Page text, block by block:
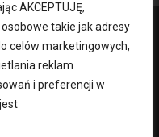
AKCEPTUJĘ,
takie jak adresy
celów marketingowych,
reklam
i preferencji w